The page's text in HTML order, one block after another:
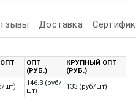
Доставка
ОПТ
(РУБ.)
КРУПНЫЙ ОПТ
(РУБ.)
шт)
146.3 (руб/
шт)
133 (руб/шт)